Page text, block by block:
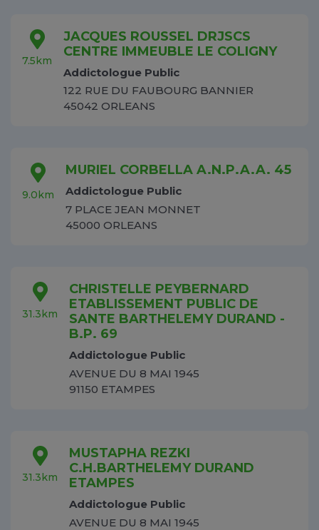
7.5km
JACQUES ROUSSEL DRJSCS
CENTRE IMMEUBLE LE COLIGNY
Addictologue Public
122 RUE DU FAUBOURG BANNIER
45042 ORLEANS
9.0km
MURIEL CORBELLA A.N.P.A.A. 45
Addictologue Public
7 PLACE JEAN MONNET
45000 ORLEANS
31.3km
CHRISTELLE PEYBERNARD
ETABLISSEMENT PUBLIC DE
SANTE BARTHELEMY DURAND -
B.P. 69
Addictologue Public
AVENUE DU 8 MAI 1945
91150 ETAMPES
31.3km
MUSTAPHA REZKI
C.H.BARTHELEMY DURAND
ETAMPES
Addictologue Public
AVENUE DU 8 MAI 1945